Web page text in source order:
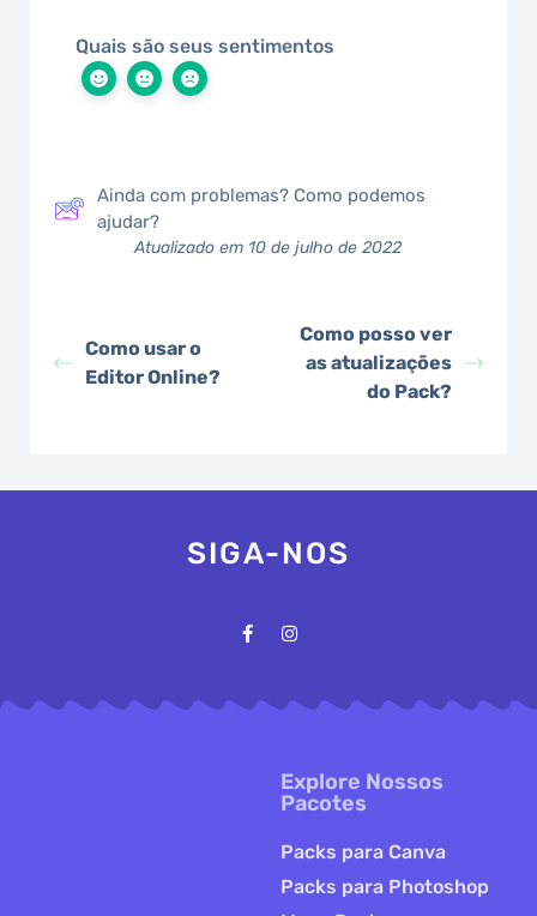
Quais são seus sentimentos
Ainda com problemas? Como podemos
ajudar?
Atualizado em 10 de julho de 2022
Como usar o
Editor Online?
Como posso ver
as atualizações
do Pack?
SIGA-NOS
Explore Nossos
Pacotes
Packs para Canva
Packs para Photoshop